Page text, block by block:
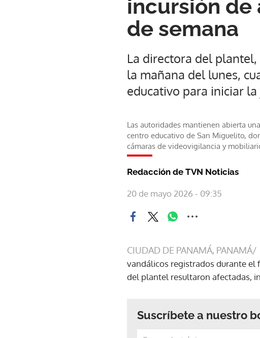
incursión de
de semana
La directora del
la mañana del lunes,
educativo para iniciar
Las autoridades mantienen abierta
centro educativo de San Miguelito,
cámaras de videovigilancia y
Redacción de TVN Noticias
20 de mayo 2026 - 09:35
CIUDAD DE PANAMÁ, PANAMÁ/
vandálicos registrados durante el
del plantel resultaron afectadas,
Suscríbete a nuestro